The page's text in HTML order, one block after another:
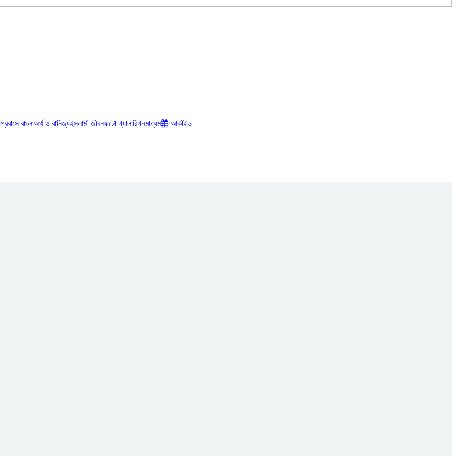
প্রবাসে বাংলাঅর্থ ও বানিজ্যইসলামী জীবনফটো গ্যালারিগনমাধ্যম
আর্কাইভ